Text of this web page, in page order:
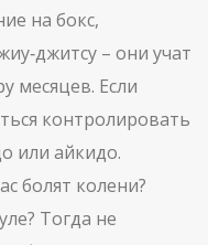
на бокс,
– они учат
месяцев. Если
контролировать
или айкидо.
болят колени?
Тогда не